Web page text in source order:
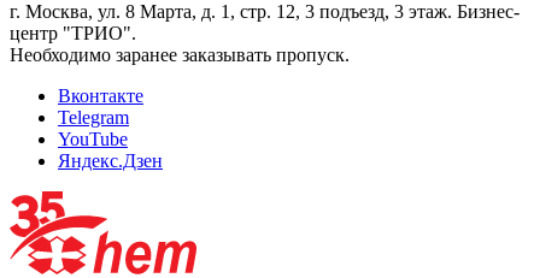
г. Москва, ул. 8 Марта, д. 1, стр. 12, 3 подъезд, 3 этаж. Бизнес-
центр "ТРИО".
Необходимо заранее заказывать пропуск.
Вконтакте
Telegram
YouTube
Яндекс.Дзен